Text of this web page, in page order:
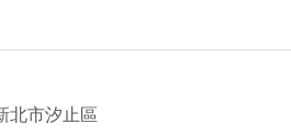
北市汐止區